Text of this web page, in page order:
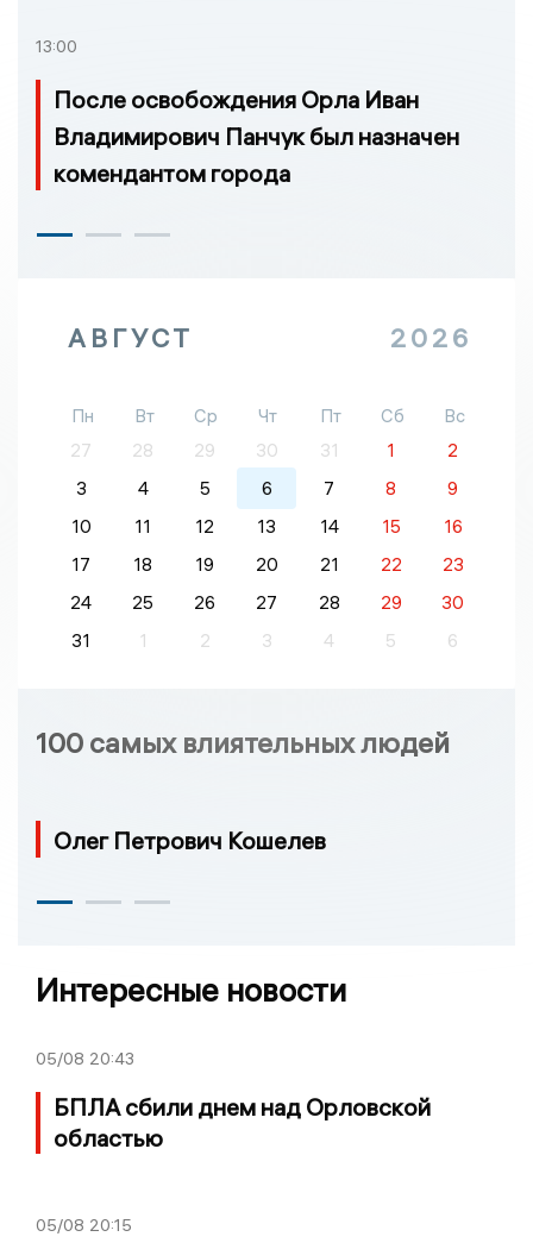
13:00
После освобождения Орла Иван
Владимирович Панчук был назначен
комендантом города
АВГУСТ 2026
Пн Вт Ср Чт Пт Сб
Вс
27
28 29 30 31 1
2
3
4 5 6 7 8
9
10
11 12 13 14 15
16
17
18 19 20 21 22
23
24
25 26 27 28 29
30
31
1 2 3 4 5 6
100 самых влиятельных людей
Олег Петрович Кошелев
Интересные новости
05/08 20:43
БПЛА сбили днем над Орловской
областью
05/08 20:15